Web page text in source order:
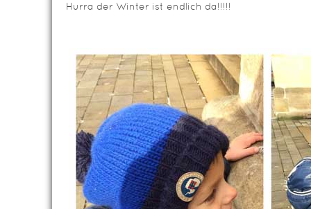
Hurra der Winter ist endlich da!!!!!